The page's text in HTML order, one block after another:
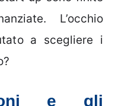
L’occhio
a scegliere i
e gli